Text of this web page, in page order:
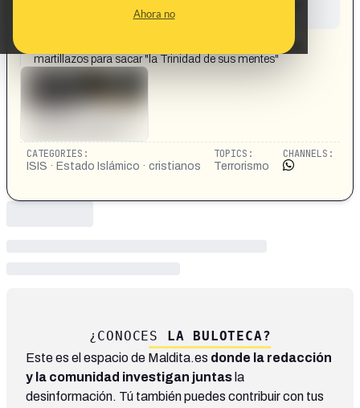
Ahora no
El ISIS manda a sus terroristas matar a los cristianos a
martillazos para sacar "la Trinidad de sus mentes"
CATEGORIES:
ISIS · Estado Islámico · cristianos
TOPICS:
Terrorismo
CHANNELS:
¿CONOCES LA BULOTECA?
Este es el espacio de Maldita.es donde la redacción
y la comunidad investigan juntas la
desinformación. Tú también puedes contribuir con tus